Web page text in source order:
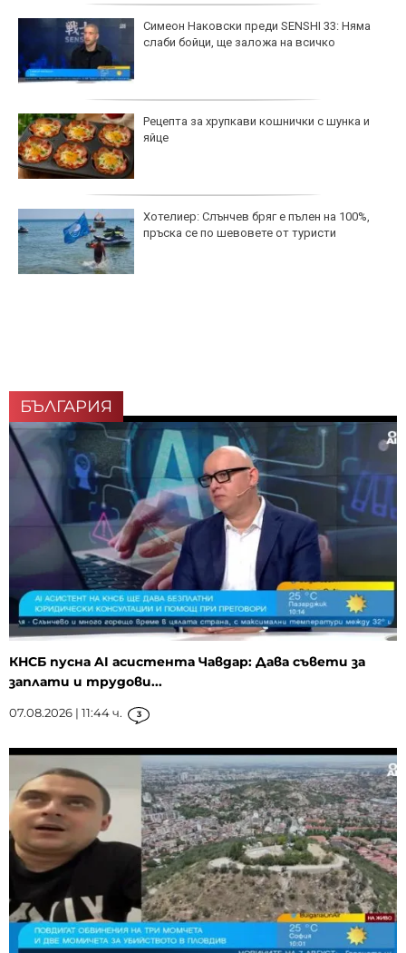
Симеон Наковски преди SENSHI 33: Няма
слаби бойци, ще заложа на всичко
Рецепта за хрупкави кошнички с шунка и
яйце
Хотелиер: Слънчев бряг е пълен на 100%,
пръска се по шевовете от туристи
БЪЛГАРИЯ
КНСБ пусна AI асистента Чавдар: Дава съвети за
заплати и трудови...
07.08.2026 | 11:44 ч. 3